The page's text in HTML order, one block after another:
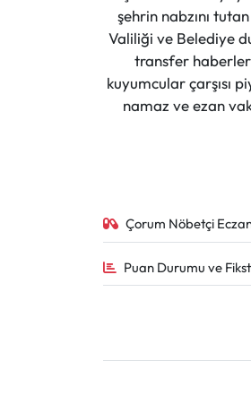
şehrin nabzını
Valiliği ve Belediye
transfer
kuyumcular çarşısı
namaz ve ezan
Çorum Nöbetçi
Puan Durumu ve
Sungurlu Haberleri
Yayla Haber
Yerel Haberler